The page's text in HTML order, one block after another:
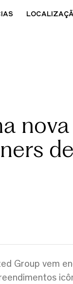
Group vem